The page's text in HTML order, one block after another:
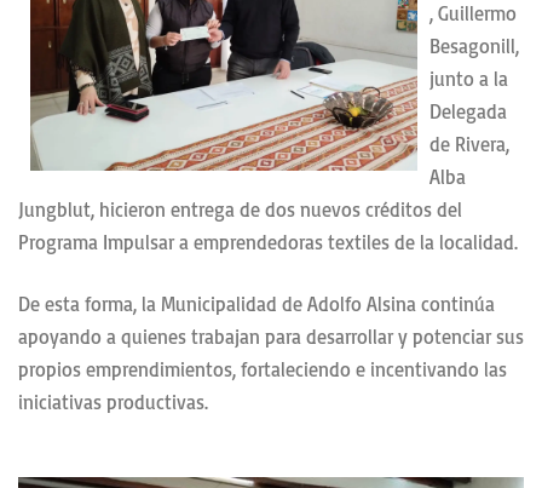
, Guillermo
Besagonill,
junto a la
Delegada
de Rivera,
Alba
Jungblut, hicieron entrega de dos nuevos créditos del
Programa Impulsar a emprendedoras textiles de la localidad.
De esta forma, la Municipalidad de Adolfo Alsina continúa
apoyando a quienes trabajan para desarrollar y potenciar sus
propios emprendimientos, fortaleciendo e incentivando las
iniciativas productivas.